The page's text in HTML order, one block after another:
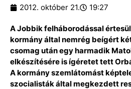
2012. október 21. 19:27
A Jobbik felháborodással
kormány által nemrég beígért
csomag után egy harmadik
elkészítésére is ígéretet tett
A kormány szemlátomást
szocialisták által megkezdett